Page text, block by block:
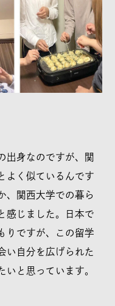
出身なのですが、関
よく似ているんです
、関西大学での暮ら
感じました。日本で
りですが、この留学
い自分を広げられた
いと思っています。